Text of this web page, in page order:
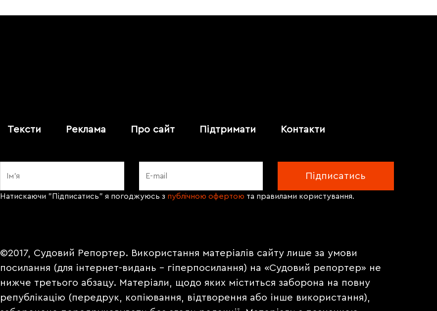
Тексти Реклама Про сайт Підтримати Контакти
Натискаючи "Підписатись" я погоджуюсь з публічною офертою та правилами користування.
©2017, Судовий Репортер. Використання матеріалів сайту лише за умови
посилання (для інтернет-видань - гіперпосилання) на «Судовий репортер» не
нижче третього абзацу. Матеріали, щодо яких міститься заборона на повну
републікацію (передрук, копіювання, відтворення або інше використання),